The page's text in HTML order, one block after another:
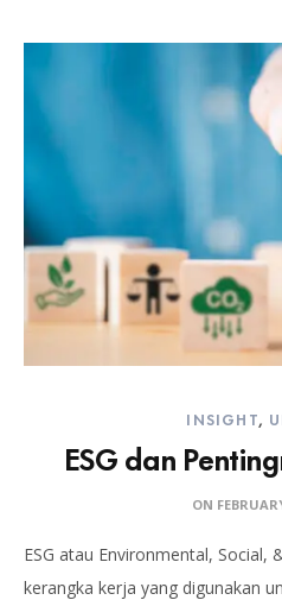
INSIGHT,
ESG dan
ON
ESG atau Environmental, Social,
kerangka kerja yang digunakan